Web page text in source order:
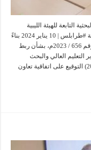
التابعة للهيئة الليبية
للبحث العلمي_ و كلية الهندسة و جامعة مصراتة #طرابلس | 10 يناير 2024 بناءً
على قرار وزير التعليم العالي والبحث العلمي رقم 656 / 2023م، بشأن ربط
التعليم العالي والبحث
العلمي في ليبيا، تمّ اليوم الأربعاء (10 يناير 2024) التوقيع على اتفاقية تعاون